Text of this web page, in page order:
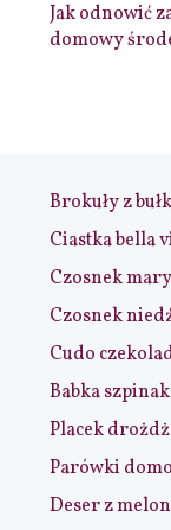
Jak odnowić
domowy
Brokuły z
Ciastka bella
Czosnek
Czosnek
Cudo
Babka
Placek
Parówki
Deser z